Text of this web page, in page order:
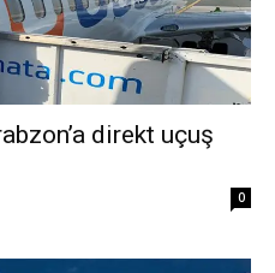
direkt uçuş
0